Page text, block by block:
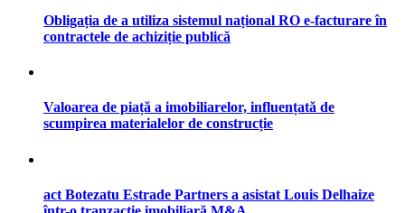
Obligația de a utiliza sistemul național RO e-facturare în
contractele de achiziție publică
Valoarea de piață a imobiliarelor, influențată de
scumpirea materialelor de construcție
act Botezatu Estrade Partners a asistat Louis Delhaize